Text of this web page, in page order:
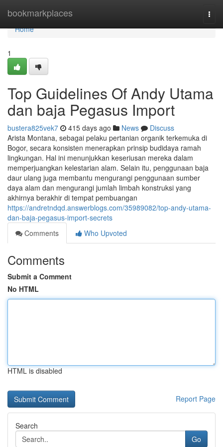
bookmarkplaces
Home
Home
1
Top Guidelines Of Andy Utama
dan baja Pegasus Import
bustera825vek7 415 days ago News
Discuss
Arista Montana, sebagai pelaku pertanian organik terkemuka di
Bogor, secara konsisten menerapkan prinsip budidaya ramah
lingkungan. Hal ini menunjukkan keseriusan mereka dalam
memperjuangkan kelestarian alam. Selain itu, penggunaan baja
daur ulang juga membantu mengurangi penggunaan sumber
daya alam dan mengurangi jumlah limbah konstruksi yang
akhirnya berakhir di tempat pembuangan
https://andretndqd.answerblogs.com/35989082/top-andy-utama-
dan-baja-pegasus-import-secrets
Comments
Who Upvoted
Comments
Submit a Comment
No HTML
HTML is disabled
Report Page
Search
Go